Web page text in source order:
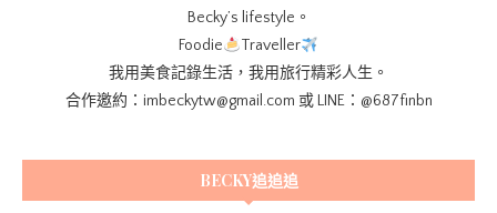
Becky’s lifestyle。
Foodie
Traveller
我用美食記錄生活，我用旅行精彩人生。
合作邀約：imbeckytw@gmail.com 或 LINE：@687finbn
BECKY追追追